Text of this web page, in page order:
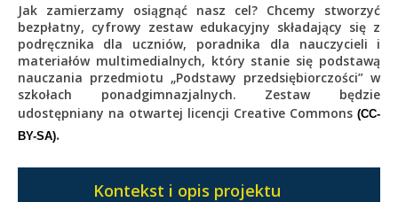
Jak zamierzamy osiągnąć nasz cel? Chcemy stworzyć
bezpłatny, cyfrowy zestaw edukacyjny składający się z
podręcznika dla uczniów, poradnika dla nauczycieli i
materiałów multimedialnych, który stanie się podstawą
nauczania przedmiotu „Podstawy przedsiębiorczości” w
szkołach ponadgimnazjalnych. Zestaw będzie
udostępniany na otwartej licencji Creative Commons(CC-
BY-SA).
Kontekst i opis projektu